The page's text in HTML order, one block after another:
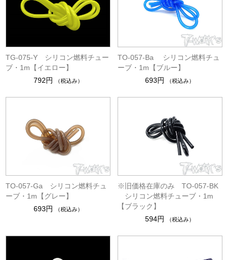
TG-075-Y シリコン燃料チュー
ブ・1m【イエロー】
792円
（税込み）
TO-057-Ba シリコン燃料チュ
ーブ・1m【ブルー】
693円
（税込み）
TO-057-Ga シリコン燃料チュ
ーブ・1m【グレー】
693円
（税込み）
※旧価格在庫のみ TO-057-BK
シリコン燃料チューブ・1m
【ブラック】
594円
（税込み）